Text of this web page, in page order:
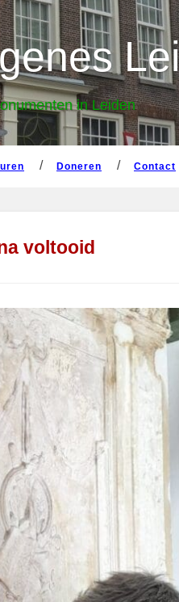
in Leiden
huren doneren contact
huren doneren contact
voltooid